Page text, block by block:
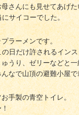
さんにも見せてあげ
サイコーでした。
ラーメンです。
日だけ許されるイン
うり、ゼリーなどと一
なで山頂の避難小屋で
手製の青空トイレ。